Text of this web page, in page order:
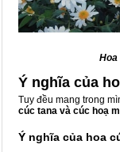
Hoa
Ý nghĩa của
Tuy đều mang trong
cúc tana và cúc hoạ
Ý nghĩa của hoa